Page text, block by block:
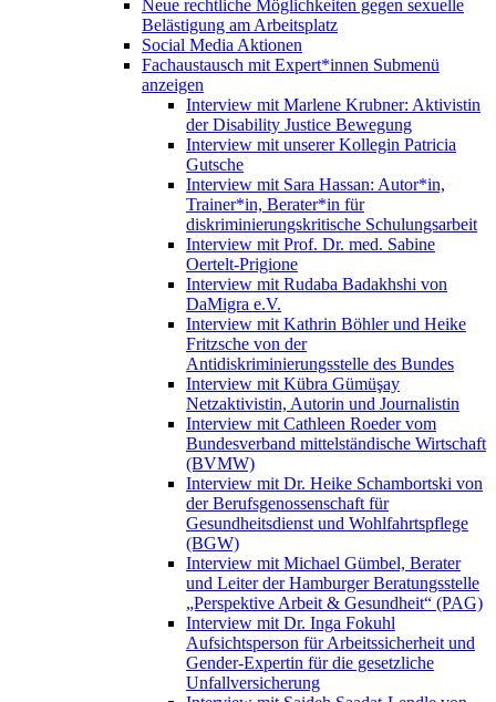
Neue rechtliche Möglichkeiten gegen sexuelle
Belästigung am Arbeitsplatz
Social Media Aktionen
Fachaustausch mit Expert*innen Submenü
anzeigen
Interview mit Marlene Krubner: Aktivistin
der Disability Justice Bewegung
Interview mit unserer Kollegin Patricia
Gutsche
Interview mit Sara Hassan: Autor*in,
Trainer*in, Berater*in für
diskriminierungskritische Schulungsarbeit
Interview mit Prof. Dr. med. Sabine
Oertelt-Prigione
Interview mit Rudaba Badakhshi von
DaMigra e.V.
Interview mit Kathrin Böhler und Heike
Fritzsche von der
Antidiskriminierungsstelle des Bundes
Interview mit Kübra Gümüşay
Netzaktivistin, Autorin und Journalistin
Interview mit Cathleen Roeder vom
Bundesverband mittelständische Wirtschaft
(BVMW)
Interview mit Dr. Heike Schambortski von
der Berufsgenossenschaft für
Gesundheitsdienst und Wohlfahrtspflege
(BGW)
Interview mit Michael Gümbel, Berater
und Leiter der Hamburger Beratungsstelle
„Perspektive Arbeit & Gesundheit“ (PAG)
Interview mit Dr. Inga Fokuhl
Aufsichtsperson für Arbeitssicherheit und
Gender-Expertin für die gesetzliche
Unfallversicherung